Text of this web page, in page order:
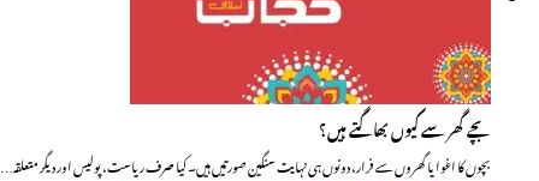
بچے گھر سے کیوں بھاگتے ہیں؟
بچوں کا اغوا یا گھروں سے فرار، دونوں ہی نہایت سنگین صورتیں ہیں۔ کیا صرف ریاست، پولیس اور دیگر متعلقہ…